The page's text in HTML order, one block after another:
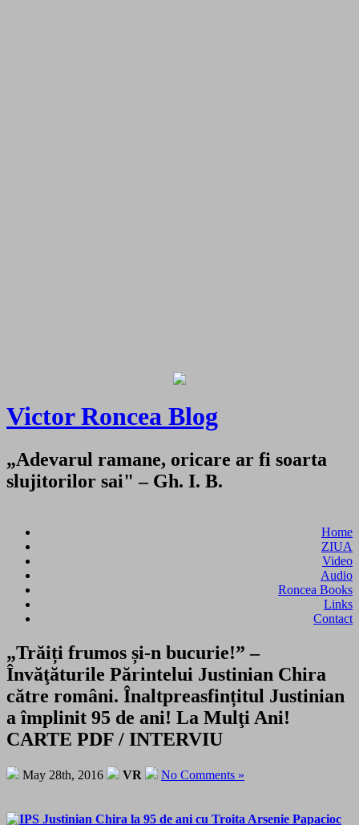
Victor Roncea Blog
„Adevarul ramane, oricare ar fi soarta
slujitorilor sai" – Gh. I. B.
Home
ZIUA
Video
Audio
Roncea Books
Links
Contact
„Trăiți frumos și-n bucurie!” –
Învăţăturile Părintelui Justinian Chira
către români. Înaltpreasfințitul Justinian
a împlinit 95 de ani! La Mulţi Ani!
CARTE PDF / INTERVIU
May 28th, 2016 VR No Comments »